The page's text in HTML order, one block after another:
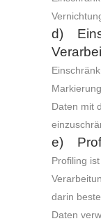
d)
Daten mit
e)
Profiling
darin
Daten